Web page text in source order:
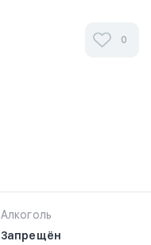
0
Алкоголь
Запрещён